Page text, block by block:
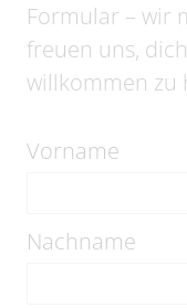
Formular – wir
freuen uns,
willkommen zu
Vorname
Nachname